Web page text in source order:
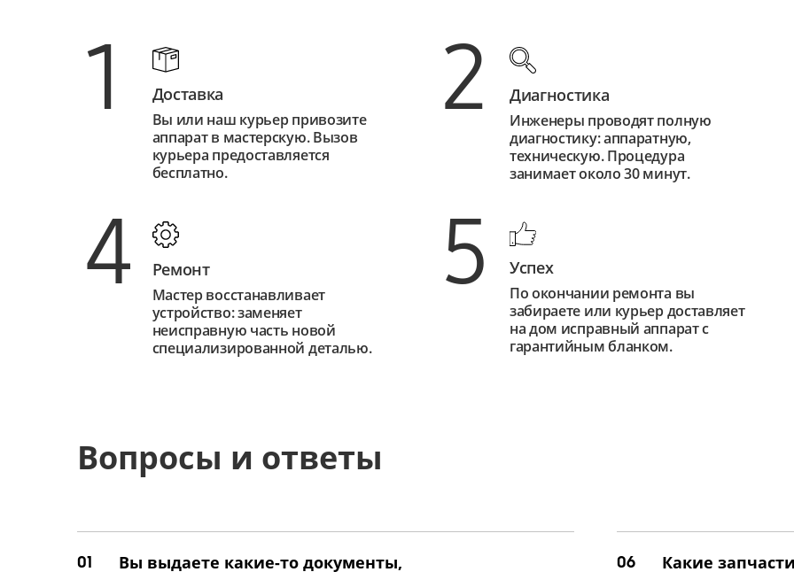
1 Доставка
Вы или наш курьер привозите
аппарат в мастерскую. Вызов
курьера предоставляется
бесплатно.
2 Диагностика
Инженеры проводят полную
диагностику: аппаратную,
техническую. Процедура
занимает около 30 минут.
4 Ремонт
Мастер восстанавливает
устройство: заменяет
неисправную часть новой
специализированной деталью.
5 Успех
По окончании ремонта вы
забираете или курьер доставляет
на дом исправный аппарат с
гарантийным бланком.
Вопросы и ответы
01
Вы выдаете какие-то документы,
06 Какие